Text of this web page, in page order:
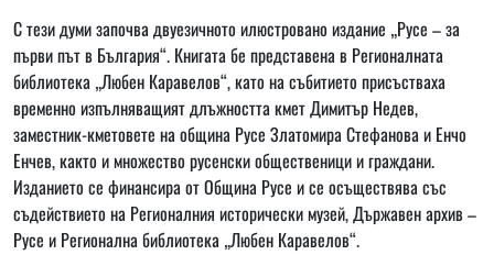
С тези думи започва двуезичното илюстровано издание „Русе – за
първи път в България“. Книгата бе представена в Регионалната
библиотека „Любен Каравелов“, като на събитието присъстваха
временно изпълняващият длъжността кмет Димитър Недев,
заместник-кметовете на община Русе Златомира Стефанова и Енчо
Енчев, както и множество русенски общественици и граждани.
Изданието се финансира от Община Русе и се осъществява със
съдействието на Регионалния исторически музей, Държавен архив –
Русе и Регионална библиотека „Любен Каравелов“.